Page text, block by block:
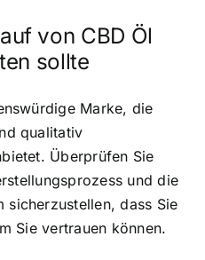
von CBD Öl
sollte
Marke, die
qualitativ
Überprüfen Sie
und die
sicherzustellen, dass Sie
Sie vertrauen können.